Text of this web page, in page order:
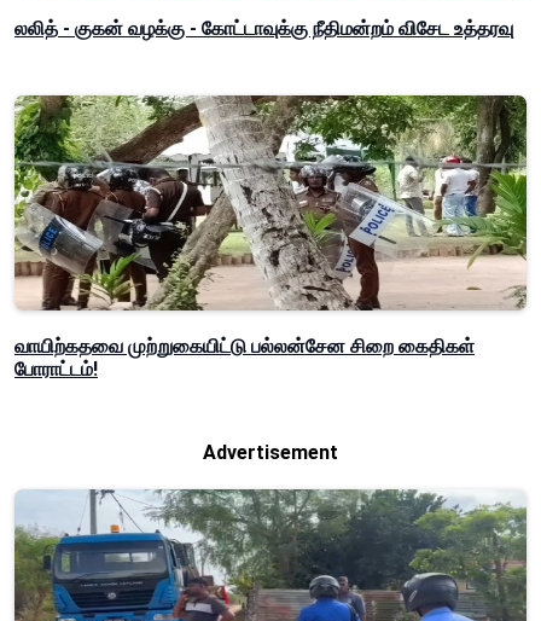
லலித் - குகன் வழக்கு - கோட்டாவுக்கு நீதிமன்றம் விசேட உத்தரவு
வாயிற்கதவை முற்றுகையிட்டு பல்லன்சேன சிறை கைதிகள்
போராட்டம்!
Advertisement